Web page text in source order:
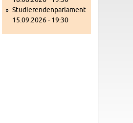
Stu­die­ren­den­par­la­ment
15.09.2026 - 19:30